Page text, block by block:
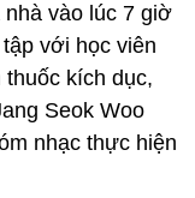
vào lúc 7 giờ
với học viên
thuốc kích dục,
Seok Woo
nhạc thực hiện